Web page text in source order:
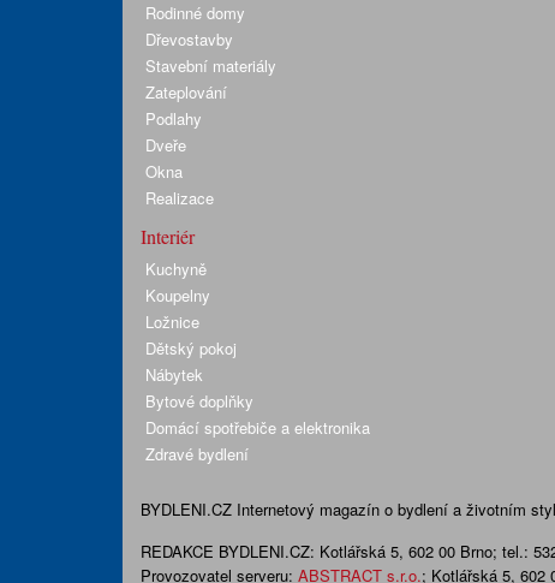
Rodinné domy
Dřevostavby
Stavební materiály
Zateplování
Podlahy
Dveře
Okna
Realizace
Interiér
Kuchyně
Koupelny
Ložnice
Dětský pokoj
Nábytek
Bytové doplňky
Domácí spotřebiče a elektronika
Zdravé bydlení
BYDLENI.CZ Internetový magazín o bydlení a životním
REDAKCE BYDLENI.CZ: Kotlářská 5, 602 00 Brno; tel.:
Provozovatel serveru: ABSTRACT s.r.o.; Kotlářská 5, 602